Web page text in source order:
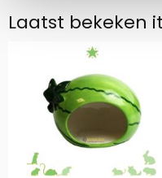
Laatst bekeken